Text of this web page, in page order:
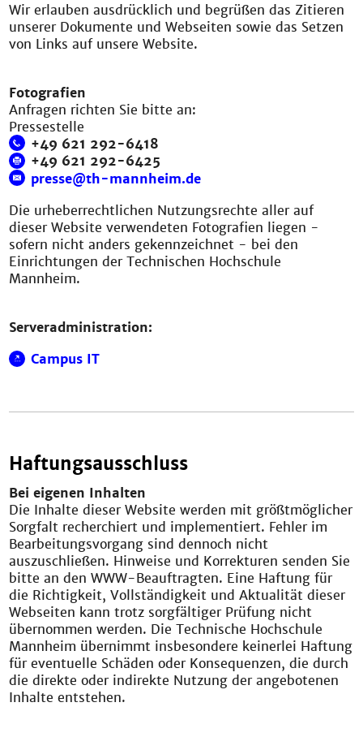
Wir erlauben ausdrücklich und begrüßen das Zitieren
unserer Dokumente und Webseiten sowie das Setzen
von Links auf unsere Website.
Fotografien
Anfragen richten Sie bitte an:
Pressestelle
+49 621 292-6418
+49 621 292-6425
presse@th-mannheim.de
Die urheberrechtlichen Nutzungsrechte aller auf
dieser Website verwendeten Fotografien liegen -
sofern nicht anders gekennzeichnet - bei den
Einrichtungen der Technischen Hochschule
Mannheim.
Serveradministration:
Campus IT
Haftungsausschluss
Bei eigenen Inhalten
Die Inhalte dieser Website werden mit größtmöglicher
Sorgfalt recherchiert und implementiert. Fehler im
Bearbeitungsvorgang sind dennoch nicht
auszuschließen. Hinweise und Korrekturen senden Sie
bitte an den WWW-Beauftragten. Eine Haftung für
die Richtigkeit, Vollständigkeit und Aktualität dieser
Webseiten kann trotz sorgfältiger Prüfung nicht
übernommen werden. Die Technische Hochschule
Mannheim übernimmt insbesondere keinerlei Haftung
für eventuelle Schäden oder Konsequenzen, die durch
die direkte oder indirekte Nutzung der angebotenen
Inhalte entstehen.